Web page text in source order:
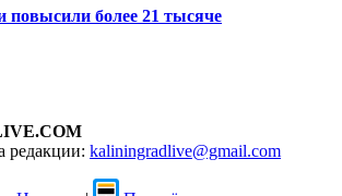
повысили более 21 тысяче
редакции: kaliningradlive@gmail.com